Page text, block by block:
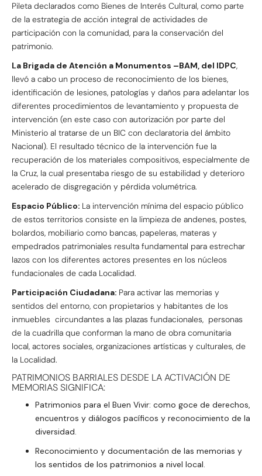
Pileta declarados como Bienes de Interés Cultural, como parte
de la estrategia de acción integral de actividades de
participación con la comunidad, para la conservación del
patrimonio.
La Brigada de Atención a Monumentos –BAM, del IDPC,
llevó a cabo un proceso de reconocimiento de los bienes,
identificación de lesiones, patologías y daños para adelantar los
diferentes procedimientos de levantamiento y propuesta de
intervención (en este caso con autorización por parte del
Ministerio al tratarse de un BIC con declaratoria del ámbito
Nacional). El resultado técnico de la intervención fue la
recuperación de los materiales compositivos, especialmente de
la Cruz, la cual presentaba riesgo de su estabilidad y deterioro
acelerado de disgregación y pérdida volumétrica.
Espacio Público: La intervención mínima del espacio público
de estos territorios consiste en la limpieza de andenes, postes,
bolardos, mobiliario como bancas, papeleras, materas y
empedrados patrimoniales resulta fundamental para estrechar
lazos con los diferentes actores presentes en los núcleos
fundacionales de cada Localidad.
Participación Ciudadana: Para activar las memorias y
sentidos del entorno, con propietarios y habitantes de los
inmuebles circundantes a las plazas fundacionales, personas
de la cuadrilla que conforman la mano de obra comunitaria
local, actores sociales, organizaciones artísticas y culturales, de
la Localidad.
PATRIMONIOS BARRIALES DESDE LA ACTIVACIÓN DE
MEMORIAS SIGNIFICA:
Patrimonios para el Buen Vivir: como goce de derechos,
encuentros y diálogos pacíficos y reconocimiento de la
diversidad.
Reconocimiento y documentación de las memorias y
los sentidos de los patrimonios a nivel local.